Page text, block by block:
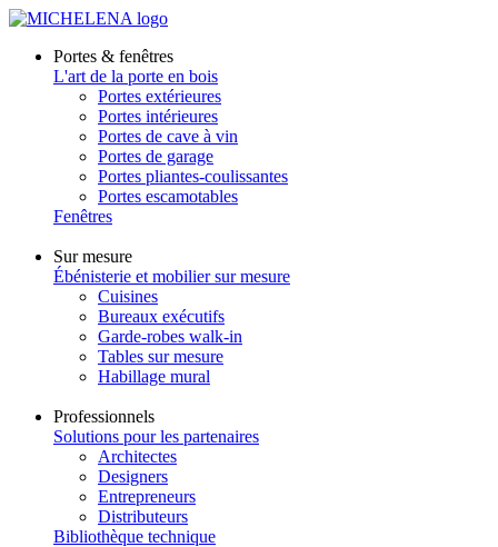
Portes & fenêtres
L'art de la porte en bois
Portes extérieures
Portes intérieures
Portes de cave à vin
Portes de garage
Portes pliantes-coulissantes
Portes escamotables
Fenêtres
Sur mesure
Ébénisterie et mobilier sur mesure
Cuisines
Bureaux exécutifs
Garde-robes walk-in
Tables sur mesure
Habillage mural
Professionnels
Solutions pour les partenaires
Architectes
Designers
Entrepreneurs
Distributeurs
Bibliothèque technique